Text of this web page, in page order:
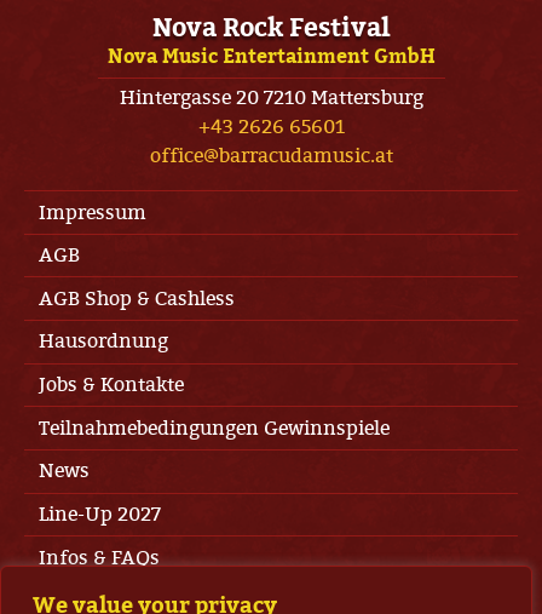
We value your privacy
Nova Rock Festival
Nova Music Entertainment GmbH
Hintergasse 20 7210 Mattersburg
+43 2626 65601
office@barracudamusic.at
Impressum
AGB
AGB Shop & Cashless
Hausordnung
Jobs & Kontakte
Teilnahmebedingungen Gewinnspiele
News
Line-Up 2027
Infos & FAQs
Press Area